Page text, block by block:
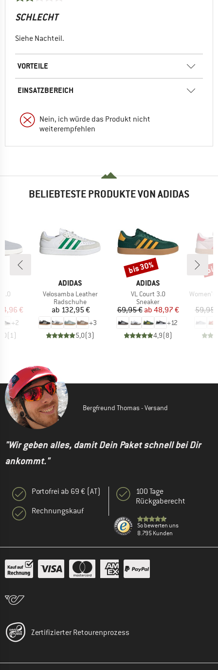
SCHLECHT
Siehe Nachteil.
VORTEILE
EINSATZBEREICH
Nein, ich würde das Produkt nicht
weiterempfehlen
BELIEBTESTE PRODUKTE VON ADIDAS
Preis
€
+2
( 1)
MARKE
ADIDAS
Artikel
Velosamba Leather
Produktgruppe
Radschuhe
Preis
ab 132,95 €
+3
5,0(3)
MARKE
ADIDAS
Artikel
VL Court 3.0
Produktgruppe
Sneaker
Preis
69,95 € reduzierter Preis
ab 48,97 €
+12
4,9(8)
Rabatt
bis 30%
Artikel
Women's
59,95
Bergfreund Thomas - Versand
"Wir geben alles, damit Dein Paket schnell bei Dir
ankommt."
Portofrei ab 69 € (AT)
Rechnungskauf
100 Tage
Rückgaberecht
So bewerten uns
8.795 Kunden
Zertifizierter Retourenprozess